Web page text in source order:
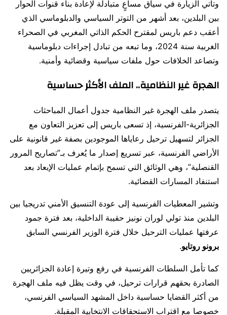
وتأتي الزيارة في سياق مساعٍ متبادلة لإعادة بناء قنوات الحوار
بين البلدين، بعد أشهر من التوتر السياسي والدبلوماسي الذي
أعقب دعم باريس لمقترح الحكم الذاتي المغربي في الصحراء
الغربية سنة 2024، وما تبعه من تبادل إجراءات دبلوماسية
وتصاعد الخلافات حول ملفات سياسية وقضائية وأمنية.
الهجرة غير النظامية.. الملف الأكثر حساسية
يتصدر ملف الهجرة غير النظامية جدول أعمال المباحثات
الجزائرية-الفرنسية، إذ تسعى باريس إلى تعزيز التعاون مع
الجزائر لتسهيل ترحيل رعاياها الموجودين بصفة غير قانونية على
الأراضي الفرنسية، عبر تسريع إصدار ما يُعرف بـ”تصاريح المرور
القنصلية”، وهي الوثائق التي تسمح بإتمام عمليات الإبعاد بعد
استنفاد المسارات القضائية.
وتشير المعطيات الفرنسية إلى عودة التنسيق الأمني تدريجيا بين
البلدين منذ تولي لوران نونيز حقيبة الداخلية، بعد فترة جمود
عرفتها عمليات الترحيل خلال فترة الوزير الفرنسي السابق
برونو روتايو.
كما تأمل السلطات الفرنسية في رفع وتيرة إعادة الجزائريين
الصادرة بحقهم قرارات ترحيل، في وقت يظل فيه ملف الهجرة
من أكثر القضايا حساسية داخل المشهد السياسي الفرنسي،
خصوصا مع اقتراب الاستحقاقات الانتخابية المقبلة.